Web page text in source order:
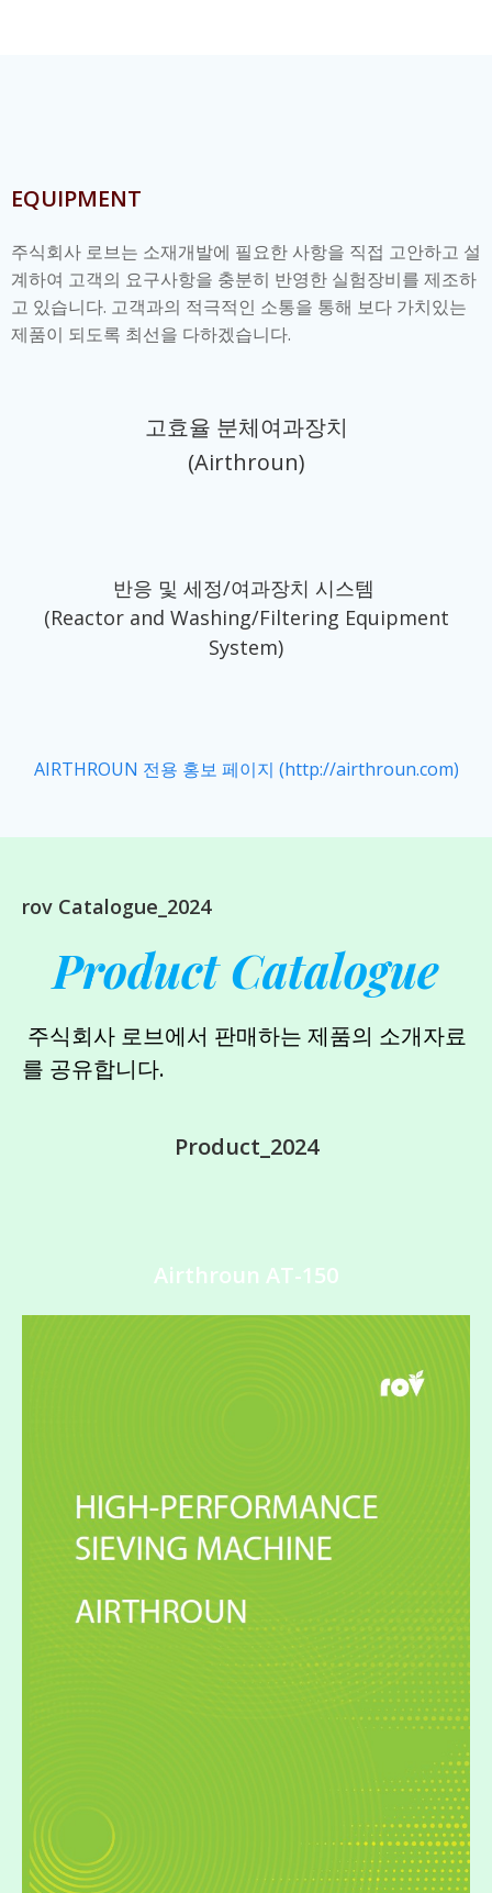
EQUIPMENT
주식회사 로브는 소재개발에 필요한 사항을 직접 고안하고 설
계하여 고객의 요구사항을 충분히 반영한 실험장비를 제조하
고 있습니다. 고객과의 적극적인 소통을 통해 보다 가치있는
제품이 되도록 최선을 다하겠습니다.
고효율 분체여과장치
(Airthroun)
반응 및 세정/여과장치 시스템
(Reactor and Washing/Filtering Equipment
System)
AIRTHROUN 전용 홍보 페이지 (http://airthroun.com)
rov Catalogue_2024
Product Catalogue
주식회사 로브에서 판매하는 제품의 소개자료
를 공유합니다.
Product_2024
Airthroun AT-150